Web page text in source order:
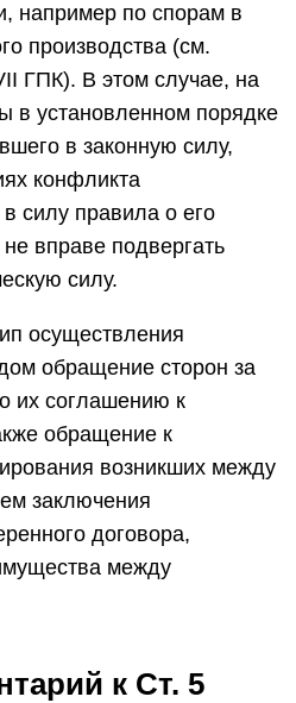
например по спорам в
производства (см.
ГПК). В этом случае, на
в установленном порядке
в законную силу,
конфликта
силу правила о его
вправе подвергать
силу.
осуществления
обращение сторон за
их соглашению к
обращение к
возникших между
заключения
договора,
между
к Ст. 5